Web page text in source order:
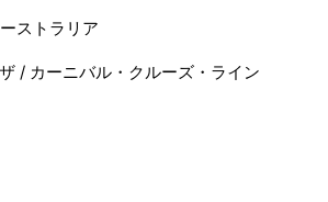
ストラリア
/ カーニバル・クルーズ・ライン